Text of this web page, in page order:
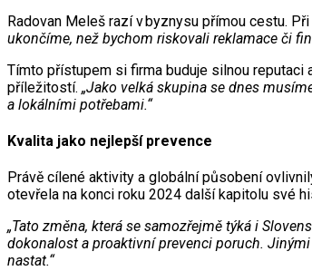
Radovan Meleš razí v byznysu přímou cestu.
ukončíme, než bychom riskovali reklamace či
Tímto přístupem si firma buduje silnou reputaci
příležitostí. „Jako velká skupina se dnes
a lokálními potřebami.“
Kvalita jako nejlepší prevence
Právě cílené aktivity a globální působení
otevřela na konci roku 2024 další kapitolu své
„Tato změna, která se samozřejmě týká i
dokonalost a proaktivní prevenci poruch.
nastat.“